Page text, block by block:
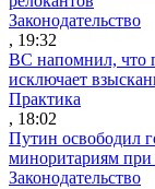
Законодательство
, 19:32
ВС напомнил, что
исключает
Практика
, 18:02
Путин освободил
миноритариям при
Законодательство